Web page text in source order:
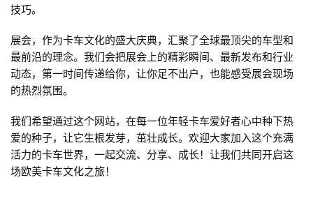
视
频
题
登录 注册
技巧。
展会，作为卡车文化的盛大庆典，汇聚了全球最顶尖的车型和
最前沿的理念。我们会把展会上的精彩瞬间、最新发布和行业
动态，第一时间传递给你，让你足不出户，也能感受展会现场
的热烈氛围。
我们希望通过这个网站，在每一位年轻卡车爱好者心中种下热
爱的种子，让它生根发芽，茁壮成长。欢迎大家加入这个充满
活力的卡车世界，一起交流、分享、成长！让我们共同开启这
场欧美卡车文化之旅！